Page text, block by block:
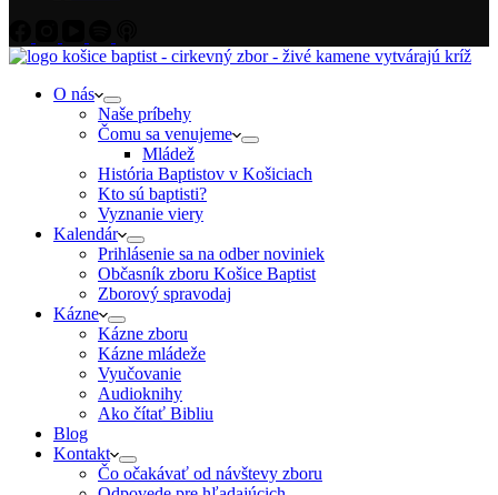
O nás
Naše príbehy
Čomu sa venujeme
Mládež
História Baptistov v Košiciach
Kto sú baptisti?
Vyznanie viery
Kalendár
Prihlásenie sa na odber noviniek
Občasník zboru Košice Baptist
Zborový spravodaj
Kázne
Kázne zboru
Kázne mládeže
Vyučovanie
Audioknihy
Ako čítať Bibliu
Blog
Kontakt
Čo očakávať od návštevy zboru